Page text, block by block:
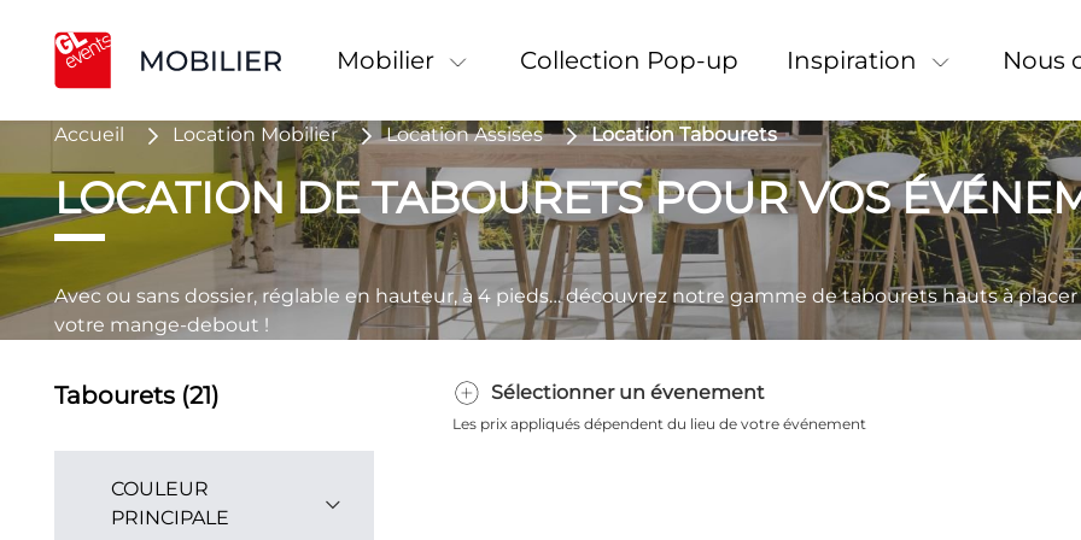
Mobilier Collection Pop-up Inspiration
Accueil Location Mobilier Location Assises Location Tabourets
LOCATION DE TABOURETS POUR VOS
Avec ou sans dossier, réglable en hauteur, à 4 pieds… découvrez notre gamme de tabourets hauts à
votre mange-debout !
Tabourets (21)
COULEUR
PRINCIPALE
Sélectionner un évenement
Les prix appliqués dépendent du lieu de votre événement